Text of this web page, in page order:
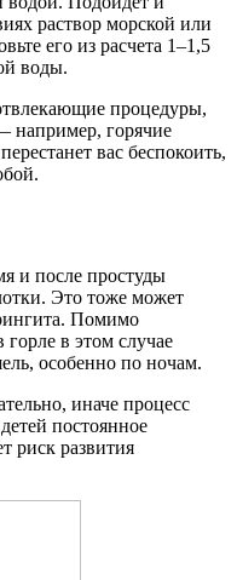
раствор морской или
его из расчета 1–1,5
воды.
процедуры,
например, горячие
вас беспокоить,
и после простуды
Это тоже может
Помимо
горле в этом случае
особенно по ночам.
иначе процесс
постоянное
риск развития